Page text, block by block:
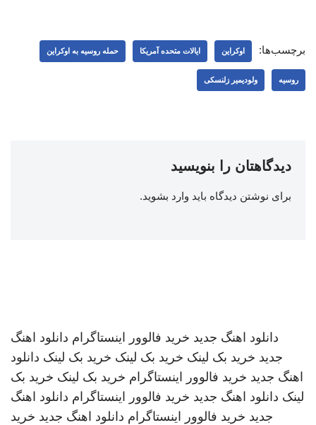
برچسب‌ها: اوکراین ایالات متحده آمریکا حمله روسیه به اوکراین
روسیه ولودیمیر زلنسکی
دیدگاهتان را بنویسید
برای نوشتن دیدگاه باید وارد بشوید.
دانلود اهنگ جدید خرید فالوور اینستاگرام دانلود اهنگ
جدید خرید بک لینک خرید بک لینک خرید بک لینک دانلود
اهنگ جدید خرید فالوور اینستاگرام خرید بک لینک خرید بک
لینک دانلود اهنگ جدید خرید فالوور اینستاگرام دانلود اهنگ
جدید خرید فالوور اینستاگرام دانلود اهنگ جدید خرید